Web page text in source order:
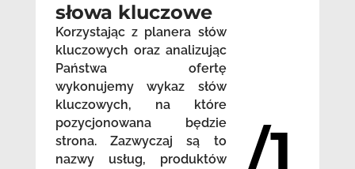
słowa kluczowe
Korzystając z planera słów
kluczowych oraz analizując
Państwa ofertę
wykonujemy wykaz słów
kluczowych, na które
pozycjonowana będzie
strona. Zazwyczaj są to
nazwy usług, produktów
/1